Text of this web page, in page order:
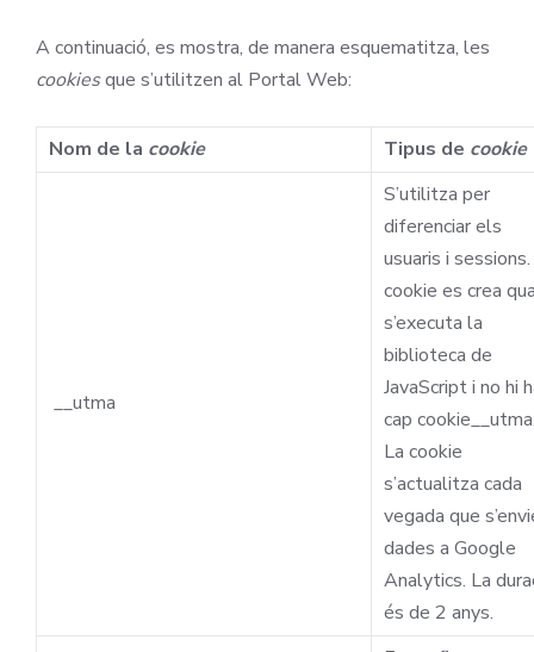
A continuació, es mostra, de manera esquematitza, les
cookiesque s’utilitzen al Portal Web:
Nom de la cookie Tipus de cookie
__utma
S’utilitza per
diferenciar els
usuaris i
cookie es crea
s’executa la
biblioteca de
JavaScript i no hi
cap
La cookie
s’actualitza cada
vegada que
dades a Google
Analytics. La
és de 2 anys.